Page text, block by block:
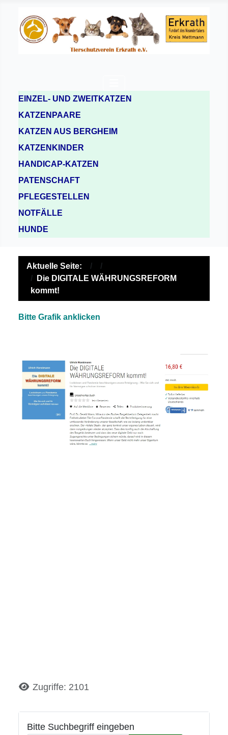
EINZEL- UND ZWEITKATZEN
KATZENPAARE
KATZEN AUS BERGHEIM
KATZENKINDER
HANDICAP-KATZEN
PATENSCHAFT
PFLEGESTELLEN
NOTFÄLLE
HUNDE
Bitte Suchbegriff eingeben
Aktuelle Seite:
Die DIGITALE WÄHRUNGSREFORM
kommt!
Bitte Grafik anklicken
DetailsZugriffe: 2101